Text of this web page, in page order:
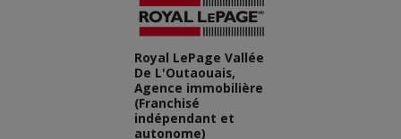
Royal LePage Vallée
De L'Outaouais,
Agence immobilière
(Franchisé
indépendant et
autonome)